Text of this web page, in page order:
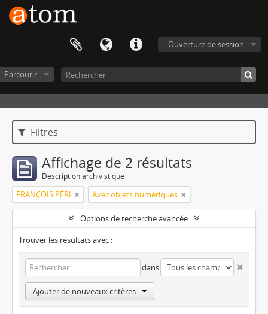
Ouverture de session
Parcourir
Filtres
Affichage de 2 résultats
Description archivistique
FRANÇOIS PÉRI Avec objets numériques
Options de recherche avancée
Trouver les résultats avec :
dans
Ajouter de nouveaux critères